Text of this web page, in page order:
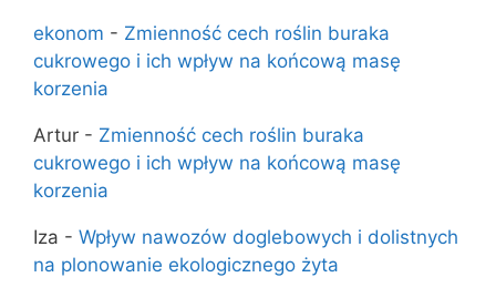
ekonom - Zmienność cech roślin buraka
cukrowego i ich wpływ na końcową masę
korzenia
Artur - Zmienność cech roślin buraka
cukrowego i ich wpływ na końcową masę
korzenia
Iza - Wpływ nawozów doglebowych i dolistnych
na plonowanie ekologicznego żyta